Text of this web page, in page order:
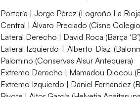
Portería
| Jorge Pérez (Logroño La
Central | Álvaro Preciado (Cisne
Lateral Derecho | David Roca (Barça
Lateral Izquierdo | Alberto Díaz
Palomino (Conservas Alsur Antequera)
Extremo Derecho | Mamadou Diocou
Extremo Izquierdo | Daniel Fernández